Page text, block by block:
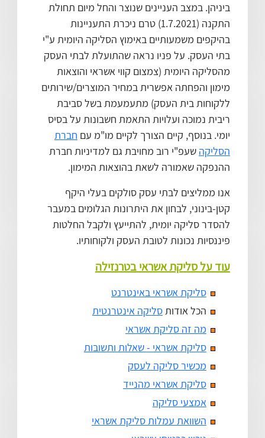
ביניהן. במצב העניינים שנוצר והחל מיום תחולת
התקנה (1.7.2021) טרם ניכרת התעניינות
בהיקפים משמעותיים באימוץ הסליקה היומית ע"י
בתי העסק. על פניו נראה שהתועלת לבתי העסק
מהסליקה היומית (צמצום קווי אשראי והוצאות
מימון והפחתה אפשרית במחיר המוצרים/שירותים
ללקוחות בית העסק) מתעמעמת בשל סביבת
ריבית נמוכה ועלויות התאמת חשבונות על בסיס
יומי. בנוסף, קיים הצורך לקיים מו"מ עם חברת
הסליקה שעפ"י רוב מחויבת גם למדיניות חברת
ההנפקה שאמורה לשאת בהוצאות המימון.
אנו ממליצים לבתי עסק סולקים בעלי היקף
קטן-בינוני, לבחון את היתרונות הגלומים במעבר
להסדר סליקה יומית, להתייעץ ולקבל החלטות
פיננסיות נכונות לטובת העסק ולקוחותיו.
עוד על סליקת אשראי בטרנזילה
סליקת אשראי באינטרנט
הכל אודותסליקה אינטרנטית
מה זה סליקת אשראי
סליקת אשראי - שאלות ותשובות
מכשיר סליקה לעסק
סליקת אשראי מהנייד
אמצעי סליקה
השוואת עמלות סליקת אשראי